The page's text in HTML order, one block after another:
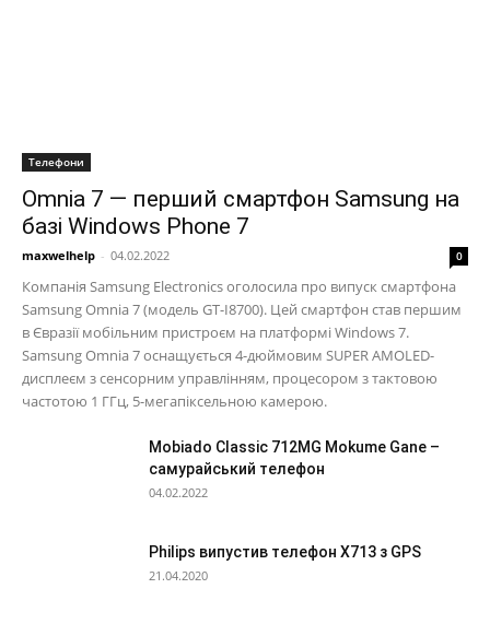
Телефони
Omnia 7 — перший смартфон Samsung на
базі Windows Phone 7
maxwelhelp - 04.02.2022 0
Компанія Samsung Electronics оголосила про випуск смартфона
Samsung Omnia 7 (модель GT-I8700). Цей смартфон став першим
в Євразії мобільним пристроєм на платформі Windows 7.
Samsung Omnia 7 оснащується 4-дюймовим SUPER AMOLED-
дисплеєм з сенсорним управлінням, процесором з тактовою
частотою 1 ГГц, 5-мегапіксельною камерою.
Mobiado Classic 712MG Mokume Gane –
самурайський телефон
04.02.2022
Philips випустив телефон X713 з GPS
21.04.2020